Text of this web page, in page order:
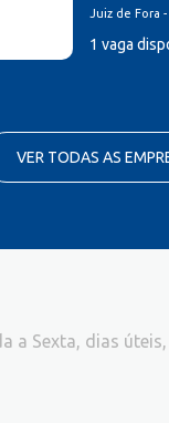
Juiz de Fora -
1 vaga
VER TODAS AS
a Sexta, dias